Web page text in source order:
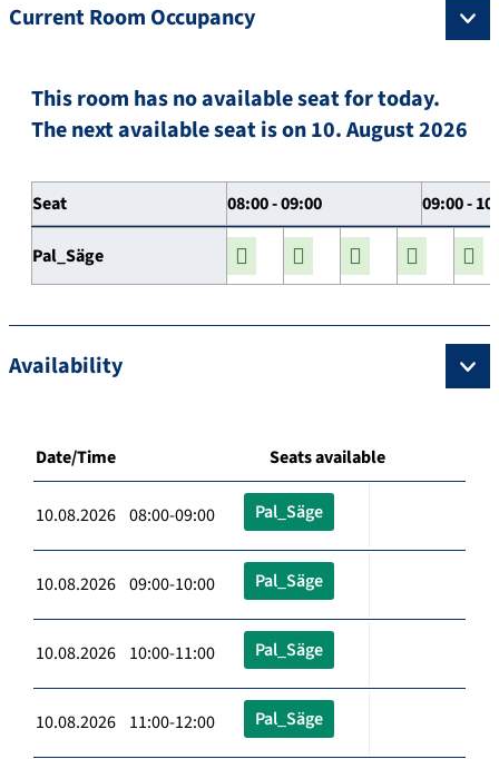
Current Room Occupancy
This room has no available seat for today.
The next available seat is on 10. August 2026
Seat 08:00 - 09:00 09:00 -
Pal_Säge
Availability
Date/Time Seats available
10.08.2026 08:00-09:00 Pal_Säge
10.08.2026 09:00-10:00 Pal_Säge
10.08.2026 10:00-11:00 Pal_Säge
10.08.2026 11:00-12:00 Pal_Säge